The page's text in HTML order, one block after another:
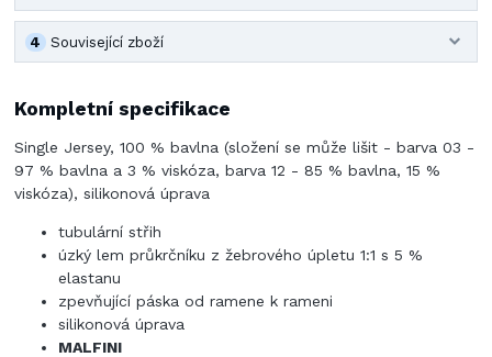
Související zboží
4
Kompletní specifikace
Single Jersey, 100 % bavlna (složení se může lišit - barva 03 -
97 % bavlna a 3 % viskóza, barva 12 - 85 % bavlna, 15 %
viskóza), silikonová úprava
tubulární střih
úzký lem průkrčníku z žebrového úpletu 1:1 s 5 %
elastanu
zpevňující páska od ramene k rameni
silikonová úprava
MALFINI